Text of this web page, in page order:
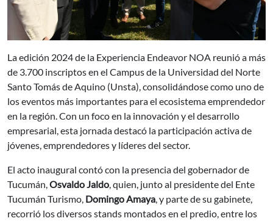
La edición 2024 de la Experiencia Endeavor NOA reunió a más
de 3.700 inscriptos en el Campus de la Universidad del Norte
Santo Tomás de Aquino (Unsta), consolidándose como uno de
los eventos más importantes para el ecosistema emprendedor
en la región. Con un foco en la innovación y el desarrollo
empresarial, esta jornada destacó la participación activa de
jóvenes, emprendedores y líderes del sector.
El acto inaugural contó con la presencia del gobernador de
Tucumán,Osvaldo Jaldo, quien, junto al presidente del Ente
Tucumán Turismo, Domingo Amaya, y parte de su gabinete,
recorrió los diversos stands montados en el predio, entre los